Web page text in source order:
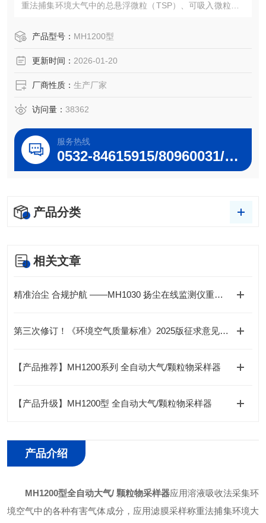
重法捕集环境大气中的总悬浮微粒（TSP）、可吸入微粒（P
及应急监测。
产品型号： MH1200型
更新时间： 2026-01-20
厂商性质： 生产厂家
访问量： 38362
服务热线
0532-84615915/80960031/80960032
产品分类
相关文章
精准治尘 合规护航 ——MH1030 扬尘在线监测仪重塑扬尘监测新标准
第三次修订！《环境空气质量标准》2025版征求意见稿发布
【产品推荐】MH1200系列 全自动大气/颗粒物采样器
【产品升级】MH1200型 全自动大气/颗粒物采样器
产品介绍
MH1200型全自动大气/ 颗粒物采样器应用溶液吸收法采集环
境空气中的各种有害气体成分，应用滤膜采样称重法捕集环境大